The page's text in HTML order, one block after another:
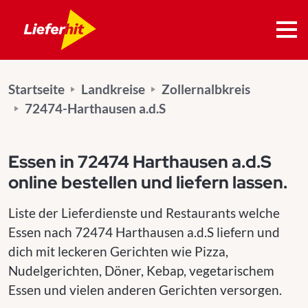
Startseite Landkreise
Zollernalbkreis
72474-Harthausen a.d.S
Essen in 72474 Harthausen a.d.S
online bestellen und liefern lassen.
Liste der Lieferdienste und Restaurants welche
Essen nach 72474 Harthausen a.d.S liefern und
dich mit leckeren Gerichten wie Pizza,
Nudelgerichten, Döner, Kebap, vegetarischem
Essen und vielen anderen Gerichten versorgen.